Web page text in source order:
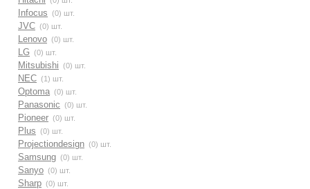
Infocus (0) шт.
JVC (0) шт.
Lenovo (0) шт.
LG (0) шт.
Mitsubishi (0) шт.
NEC (1) шт.
Optoma (0) шт.
Panasonic (0) шт.
Pioneer (0) шт.
Plus (0) шт.
Projectiondesign (0) шт.
Samsung (0) шт.
Sanyo (0) шт.
Sharp (0) шт.